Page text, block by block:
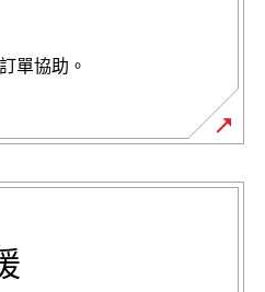
單協助。